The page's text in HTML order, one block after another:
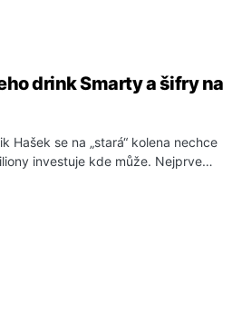
drink Smarty a šifry na
Hašek se na „stará“ kolena nechce
investuje kde může. Nejprve…